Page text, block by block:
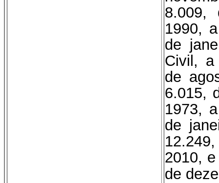
1990,
de
Civil, a
de
6.015,
1973,
de
2010,
de